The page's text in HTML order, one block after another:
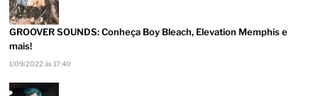
GROOVER SOUNDS: Conheça Boy Bleach, Elevation Memphis e
mais!
1/09/2022 às 17:40